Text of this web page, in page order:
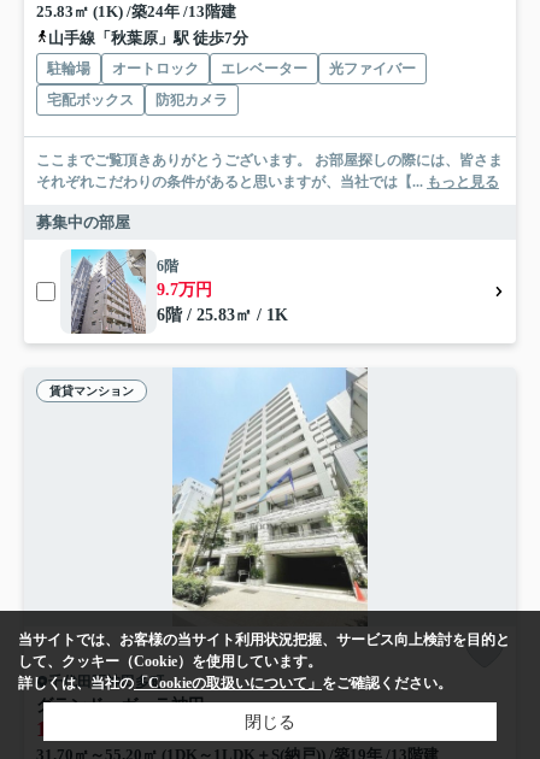
25.83㎡ (1K) /築24年 /13階建
山手線「秋葉原」駅 徒歩7分
駐輪場 オートロック エレベーター
光ファイバー
宅配ボックス
防犯カメラ
ここまでご覧頂きありがとうございます。 お部屋探しの際には、皆さま
それぞれこだわりの条件があると思いますが、当社では【... もっと見る
募集中の部屋
6階
9.7万円
6階 / 25.83㎡ / 1K
賃貸マンション
千代田区神田多町
グランド・ガーラ神田
14.4
管理/共益費10,000円
31.70㎡～55.20㎡ (1DK～1LDK＋S(納戸)) /築19年 /13階建
当サイトでは、お客様の当サイト利用状況把握、サービス向上検討を目的と
して、クッキー（Cookie）を使用しています。
詳しくは、当社の「Cookieの取扱いについて」 をご確認ください。
閉じる